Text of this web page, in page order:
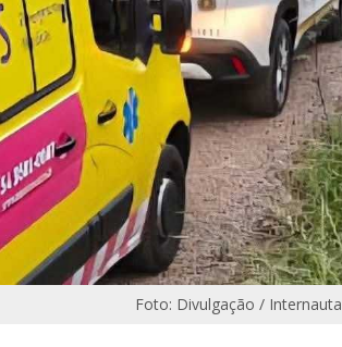
Foto: Divulgação / Internauta